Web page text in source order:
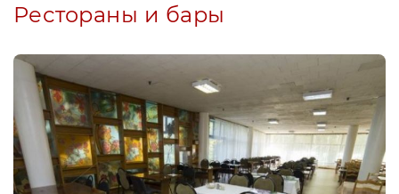
Рестораны и бары